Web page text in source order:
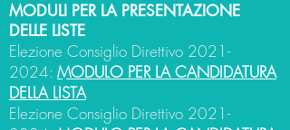
MODULI PER LA PRESENTAZIONE
DELLE LISTE
Elezione Consiglio Direttivo 2021-
2024: MODULO PER LA CANDIDATURA
DELLA LISTA
Elezione Consiglio Direttivo 2021-